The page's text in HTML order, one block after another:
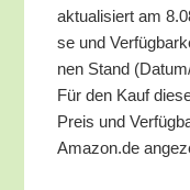
aktua­li­siert am
se und
nen Stand
Für den Kauf
Preis und
Amazon.de